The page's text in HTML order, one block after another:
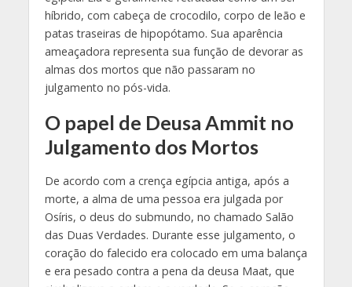
híbrido, com cabeça de crocodilo, corpo de leão e
patas traseiras de hipopótamo. Sua aparência
ameaçadora representa sua função de devorar as
almas dos mortos que não passaram no
julgamento no pós-vida.
O papel de Deusa Ammit no
Julgamento dos Mortos
De acordo com a crença egípcia antiga, após a
morte, a alma de uma pessoa era julgada por
Osíris, o deus do submundo, no chamado Salão
das Duas Verdades. Durante esse julgamento, o
coração do falecido era colocado em uma balança
e era pesado contra a pena da deusa Maat, que